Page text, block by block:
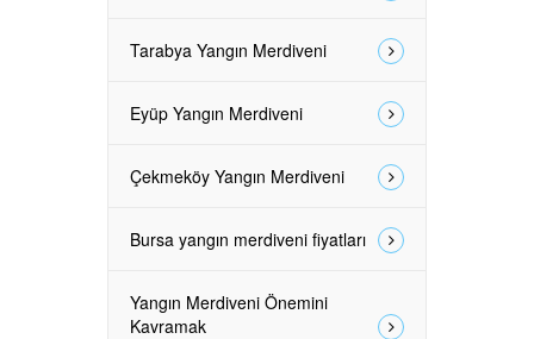
Tarabya Yangın Merdiveni
Eyüp Yangın Merdiveni
Çekmeköy Yangın Merdiveni
Bursa yangın merdiveni fiyatları
Yangın Merdiveni Önemini
Kavramak